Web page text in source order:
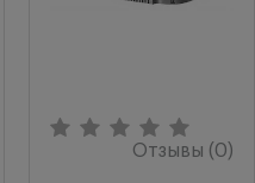
Отзывы (0)